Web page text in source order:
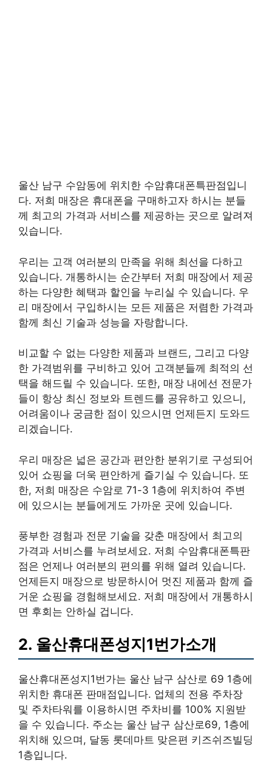
울산 남구 수암동에 위치한 수암휴대폰특판점입니
다. 저희 매장은 휴대폰을 구매하고자 하시는 분들
께 최고의 가격과 서비스를 제공하는 곳으로 알려져
있습니다.
우리는 고객 여러분의 만족을 위해 최선을 다하고
있습니다. 개통하시는 순간부터 저희 매장에서 제공
하는 다양한 혜택과 할인을 누리실 수 있습니다. 우
리 매장에서 구입하시는 모든 제품은 저렴한 가격과
함께 최신 기술과 성능을 자랑합니다.
비교할 수 없는 다양한 제품과 브랜드, 그리고 다양
한 가격범위를 구비하고 있어 고객분들께 최적의 선
택을 해드릴 수 있습니다. 또한, 매장 내에선 전문가
들이 항상 최신 정보와 트렌드를 공유하고 있으니,
어려움이나 궁금한 점이 있으시면 언제든지 도와드
리겠습니다.
우리 매장은 넓은 공간과 편안한 분위기로 구성되어
있어 쇼핑을 더욱 편안하게 즐기실 수 있습니다. 또
한, 저희 매장은 수암로 71-3 1층에 위치하여 주변
에 있으시는 분들에게도 가까운 곳에 있습니다.
풍부한 경험과 전문 기술을 갖춘 매장에서 최고의
가격과 서비스를 누려보세요. 저희 수암휴대폰특판
점은 언제나 여러분의 편의를 위해 열려 있습니다.
언제든지 매장으로 방문하시어 멋진 제품과 함께 즐
거운 쇼핑을 경험해보세요. 저희 매장에서 개통하시
면 후회는 안하실 겁니다.
2. 울산휴대폰성지1번가소개
울산휴대폰성지1번가는 울산 남구 삼산로 69 1층에
위치한 휴대폰 판매점입니다. 업체의 전용 주차장
및 주차타워를 이용하시면 주차비를 100% 지원받
을 수 있습니다. 주소는 울산 남구 삼산로69, 1층에
위치해 있으며, 달동 롯데마트 맞은편 키즈쉬즈빌딩
1층입니다.